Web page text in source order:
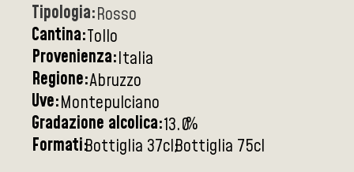
Tipologia:Rosso
Cantina:Tollo
Provenienza:Italia
Regione:Abruzzo
Uve:Montepulciano
Gradazione alcolica:13.0%
Formati:Bottiglia 37clBottiglia 75cl